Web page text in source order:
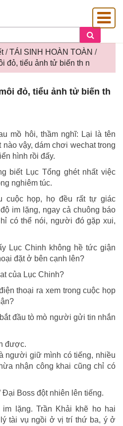
/TÁI SINH HOÀN TOÀN /
đỏ, tiểu ảnh tử biến th n
907:
môi
đỏ,
tiểu
ảnh
tử
biến
th
n
đỏ, tiểu ảnh tử biến th
mồ hôi, thầm nghĩ: Lại là tên
vậy, dám chơi wechat trong
hình rồi đấy.
biết Lục Tổng ghét nhất việc
nghiêm túc.
cuộc họp, họ đều rất tự giác
im lặng, ngay cả chuông báo
có thể nói, người đó gặp xui,
Lục Chinh không hề tức giận
đặt ở bên cạnh lên?
của Lục Chinh?
thoại ra xem trong cuộc họp
đầu tò mò người gửi tin nhắn
được.
người giữ mình có tiếng, nhiều
nhận công khai cũng chỉ có
Đại Boss đột nhiên lên tiếng.
im lặng. Trần Khải khẽ ho hai
tài vụ ngồi ở vị trí thứ ba, ý ở